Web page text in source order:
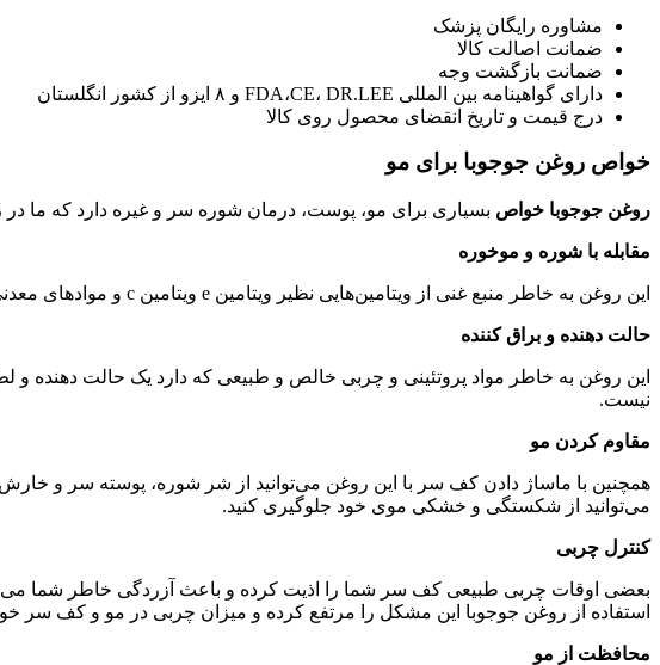
مشاوره رایگان پزشک
ضمانت اصالت کالا
ضمانت بازگشت وجه
دارای گواهینامه بین المللی FDA،CE، DR.LEE و ۸ ایزو از کشور انگلستان
درج قیمت و تاریخ انقضای محصول روی کالا
خواص روغن جوجوبا برای مو
روغن جوجوبا خواص بسیاری برای مو، پوست، درمان شوره سر و غیره دارد که ما در
مقابله با شوره و موخوره
این روغن به خاطر منبع غنی از ویتامین‌هایی نظیر ویتامین e ویتامین c و مواد‌های معدنی چون روی و مس است می‌تواند کمک شایانی به تغذیه مو کرده و از خشکی،‌ شوره،‌ موخوره و ریزش آن جلوگیری کند.
حالت دهنده و براق کننده
این روغن به خاطر مواد پروتئینی و چربی خالص و طبیعی که دارد یک حالت دهنده
نیست.
مقاوم کردن مو
همچنین با ماساژ دادن کف سر با این روغن می‌توانید از شر شوره، پوسته سر و
می‌توانید از شکستگی و خشکی موی خود جلوگیری کنید.
کنترل چربی
بعضی اوقات چربی طبیعی کف سر شما را اذیت کرده و باعث آزردگی خاطر شما
استفاده از روغن جوجوبا این مشکل را مرتفع کرده و میزان چربی در مو و کف سر
محافظت از مو